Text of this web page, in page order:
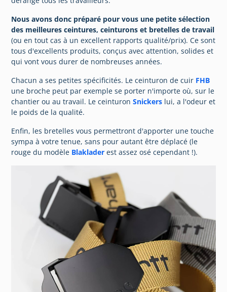
Nous avons donc préparé pour vous une petite sélection
des meilleures ceintures, ceinturons et bretelles de travail
(ou en tout cas à un excellent rapports qualité/prix). Ce sont
tous d'excellents produits, conçus avec attention, solides et
qui vont vous durer de nombreuses années.
Chacun a ses petites spécificités. Le ceinturon de cuir FHB
une broche peut par exemple se porter n'importe où, sur le
chantier ou au travail. Le ceinturonSnickers lui, a l'odeur et
le poids de la qualité.
Enfin, les bretelles vous permettront d'apporter une touche
sympa à votre tenue, sans pour autant être déplacé (le
rouge du modèle Blaklader est assez osé cependant !).